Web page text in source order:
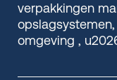
verpakkingen
omgeving ,